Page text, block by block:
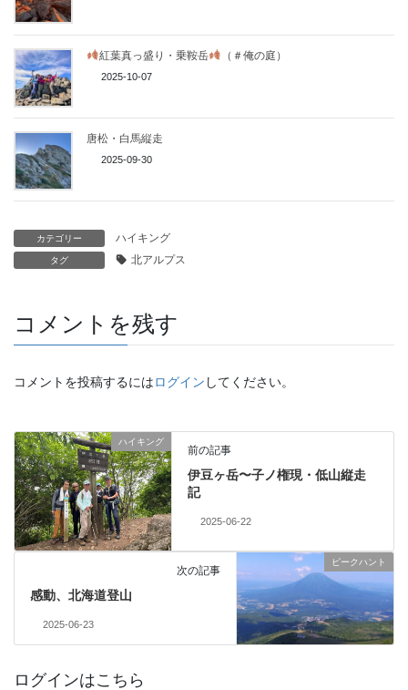
紅葉真っ盛り・乗鞍岳 （＃俺の庭）
2025-10-07
唐松・白馬縦走
2025-09-30
カテゴリー ハイキング
タグ 北アルプス
コメントを残す
コメントを投稿するにはログイン してください。
ハイキング
前の記事
伊豆ヶ岳〜子ノ権現・低山縦走
記
2025-06-22
ピークハント
次の記事
感動、北海道登山
2025-06-23
ログインはこちら